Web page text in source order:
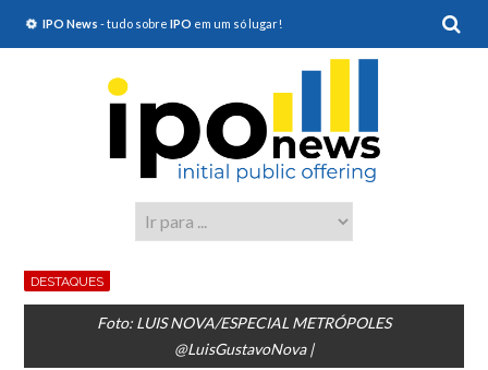
IPO News - tudo sobre IPO em um só lugar!
DESTAQUES
Foto: LUIS NOVA/ESPECIAL METRÓPOLES
@LuisGustavoNova |